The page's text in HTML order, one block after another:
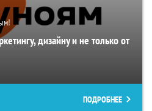
дизайну и не только от
ПОДРОБНЕЕ